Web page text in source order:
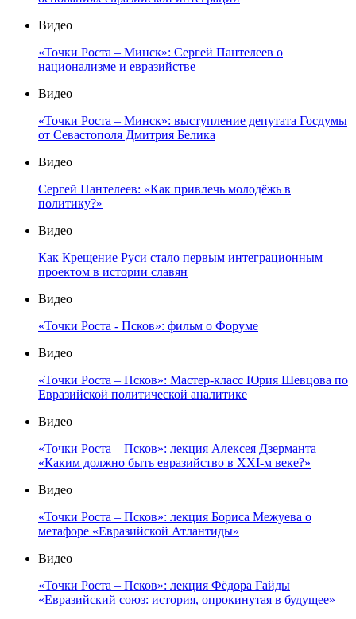
Видео
«Точки Роста – Минск»: Сергей Пантелеев о
национализме и евразийстве
Видео
«Точки Роста – Минск»: выступление депутата Госдумы
от Севастополя Дмитрия Белика
Видео
Сергей Пантелеев: «Как привлечь молодёжь в
политику?»
Видео
Как Крещение Руси стало первым интеграционным
проектом в истории славян
Видео
«Точки Роста - Псков»: фильм о Форуме
Видео
«Точки Роста – Псков»: Мастер-класс Юрия Шевцова по
Евразийской политической аналитике
Видео
«Точки Роста – Псков»: лекция Алексея Дзерманта
«Каким должно быть евразийство в XXI-м веке?»
Видео
«Точки Роста – Псков»: лекция Бориса Межуева о
метафоре «Евразийской Атлантиды»
Видео
«Точки Роста – Псков»: лекция Фёдора Гайды
«Евразийский союз: история, опрокинутая в будущее»